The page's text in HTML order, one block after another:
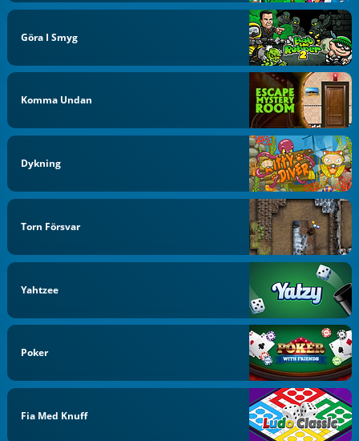
Göra I Smyg
Komma Undan
Dykning
Torn Försvar
Yahtzee
Poker
Fia Med Knuff